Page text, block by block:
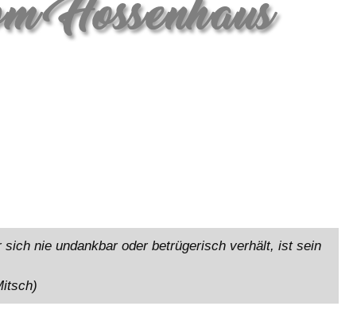
nie undankbar oder betrügerisch verhält, ist sein